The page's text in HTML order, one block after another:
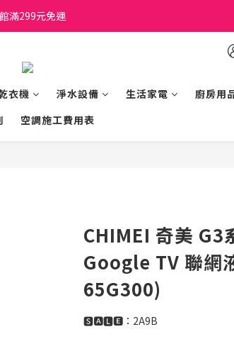
原廠管制價格 私訊優惠價
滿299元免運
衣機 淨水設備 生活家電 廚房用
空調施工費用表
CHIMEI 奇美 G3
Google TV 聯網
65G300)
🆂🅰🅻🅴：2A9B